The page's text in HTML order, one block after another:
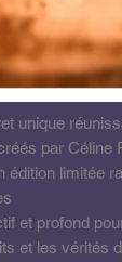
unique
par Céline
édition limitée
et profond
et les vérités